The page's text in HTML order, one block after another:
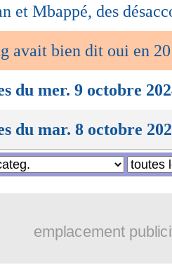
et Mbappé, des
avait bien dit oui en
du mer. 9 octobre
du mar. 8 octobre
emplacement